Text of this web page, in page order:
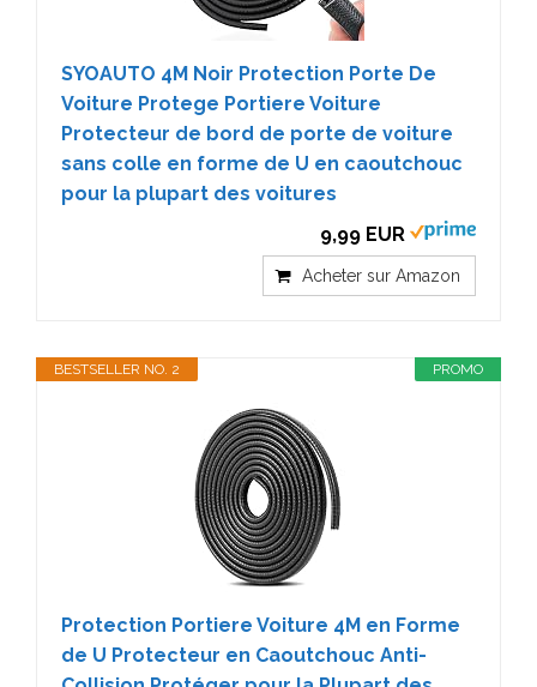
SYOAUTO 4M Noir Protection Porte De
Voiture Protege Portiere Voiture
Protecteur de bord de porte de voiture
sans colle en forme de U en caoutchouc
pour la plupart des voitures
9,99 EUR
Acheter sur Amazon
PROMO
BESTSELLER NO. 2
Protection Portiere Voiture 4M en Forme
de U Protecteur en Caoutchouc Anti-